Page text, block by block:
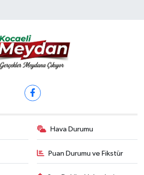
Hava Durumu
Puan Durumu ve Fikstür